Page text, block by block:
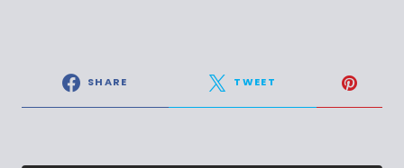
SHARE TWEET